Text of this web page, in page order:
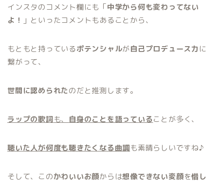
インスタのコメント欄にも「中学から何も変わってない
よ！
」といったコメントもあることから、
もともと持っているポテンシャルが自己プロデュース力 に
繋がって、
世間に認められたのだと推測します。
ラップの歌詞も、 自身のことを語っていることが多く、
聴いた人が何度も聴きたくなる曲調も素晴らしいですね♪
そして、このかわいいお顔からは想像できない変顔を惜し